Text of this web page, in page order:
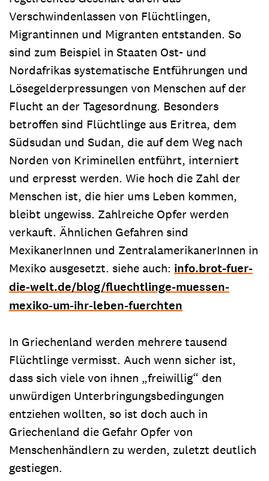
Verschwindenlassen von Flüchtlingen,
Migrantinnen und Migranten entstanden. So
sind zum Beispiel in Staaten Ost- und
Nordafrikas systematische Entführungen und
Lösegelderpressungen von Menschen auf der
Flucht an der Tagesordnung. Besonders
betroffen sind Flüchtlinge aus Eritrea, dem
Südsudan und Sudan, die auf dem Weg nach
Norden von Kriminellen entführt, interniert
und erpresst werden. Wie hoch die Zahl der
Menschen ist, die hier ums Leben kommen,
bleibt ungewiss. Zahlreiche Opfer werden
verkauft. Ähnlichen Gefahren sind
MexikanerInnen und ZentralamerikanerInnen in
Mexiko ausgesetzt. siehe auch: info.brot-fuer-
die-welt.de/blog/fluechtlinge-muessen-
mexiko-um-ihr-leben-fuerchten
In Griechenland werden mehrere tausend
Flüchtlinge vermisst. Auch wenn sicher ist,
dass sich viele von ihnen „freiwillig“ den
unwürdigen Unterbringungsbedingungen
entziehen wollten, so ist doch auch in
Griechenland die Gefahr Opfer von
Menschenhändlern zu werden, zuletzt deutlich
gestiegen.